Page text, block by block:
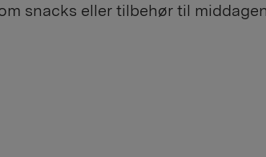
snacks eller tilbehør til